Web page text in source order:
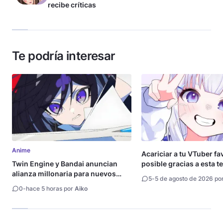
recibe críticas
Te podría interesar
Anime
Twin Engine y Bandai anuncian
alianza millonaria para nuevos
0-hace 5 horas por Aiko
Acariciar a tu VTuber
posible gracias a esta
5-5 de agosto de 2026